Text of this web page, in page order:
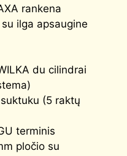
rankena
su ilga apsaugine
du cilindrai
(5 raktų
terminis
pločio su